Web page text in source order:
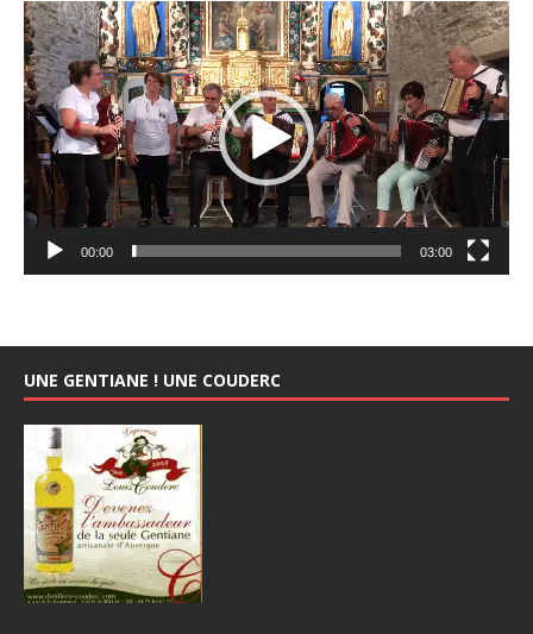
Lecteur
vidéo
00:00 03:00
UNE GENTIANE ! UNE COUDERC